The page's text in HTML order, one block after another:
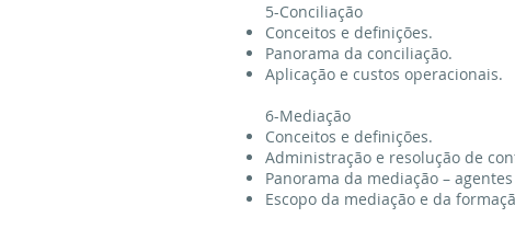
5-Conciliação
Conceitos e definições.
Panorama da conciliação.
Aplicação e custos operacionais.
6-Mediação
Conceitos e definições.
Administração e resolução de
Panorama da mediação –
Escopo da mediação e da